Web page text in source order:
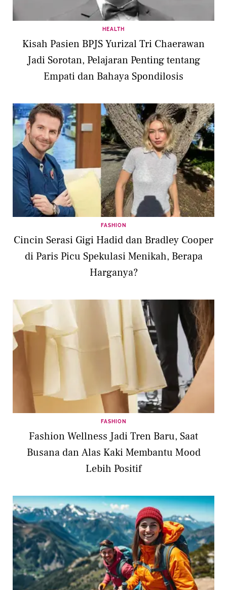
HEALTH
Kisah Pasien BPJS Yurizal Tri Chaerawan
Jadi Sorotan, Pelajaran Penting tentang
Empati dan Bahaya Spondilosis
FASHION
Cincin Serasi Gigi Hadid dan Bradley Cooper
di Paris Picu Spekulasi Menikah, Berapa
Harganya?
FASHION
Fashion Wellness Jadi Tren Baru, Saat
Busana dan Alas Kaki Membantu Mood
Lebih Positif